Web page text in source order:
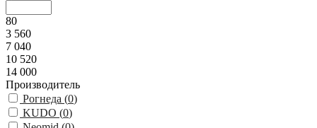
80
3 560
7 040
10 520
14 000
Производитель
Рогнеда (0)
KUDO (0)